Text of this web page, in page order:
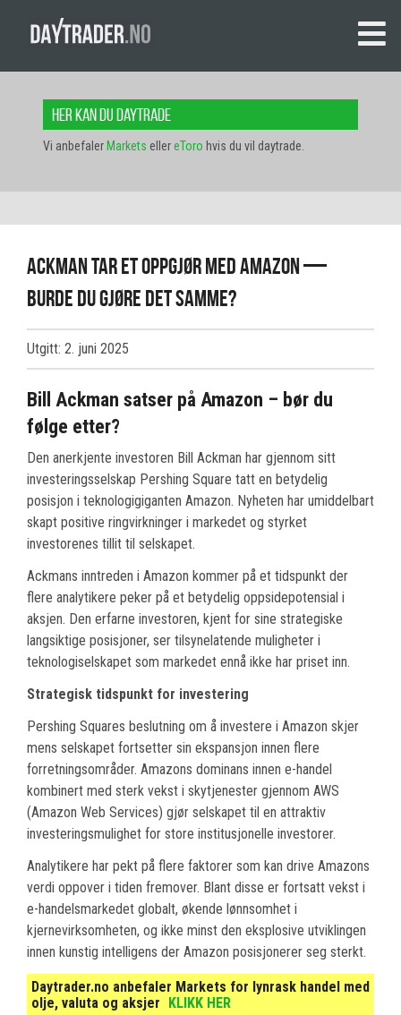
Her kan du daytrade
Vi anbefaler Markets ellereToro hvis du vil daytrade.
Ackman tar et oppgjør med Amazon —
Burde du gjøre det samme?
Utgitt: 2. juni 2025
Bill Ackman satser på Amazon – bør du
følge etter?
Den anerkjente investoren Bill Ackman har gjennom sitt
investeringsselskap Pershing Square tatt en betydelig
posisjon i teknologigiganten Amazon. Nyheten har umiddelbart
skapt positive ringvirkninger i markedet og styrket
investorenes tillit til selskapet.
Ackmans inntreden i Amazon kommer på et tidspunkt der
flere analytikere peker på et betydelig oppsidepotensial i
aksjen. Den erfarne investoren, kjent for sine strategiske
langsiktige posisjoner, ser tilsynelatende muligheter i
teknologiselskapet som markedet ennå ikke har priset inn.
Strategisk tidspunkt for investering
Pershing Squares beslutning om å investere i Amazon skjer
mens selskapet fortsetter sin ekspansjon innen flere
forretningsområder. Amazons dominans innen e-handel
kombinert med sterk vekst i skytjenester gjennom AWS
(Amazon Web Services) gjør selskapet til en attraktiv
investeringsmulighet for store institusjonelle investorer.
Analytikere har pekt på flere faktorer som kan drive Amazons
verdi oppover i tiden fremover. Blant disse er fortsatt vekst i
e-handelsmarkedet globalt, økende lønnsomhet i
kjernevirksomheten, og ikke minst den eksplosive utviklingen
innen kunstig intelligens der Amazon posisjonerer seg sterkt.
Daytrader.no anbefaler Markets for lynrask handel med
olje, valuta og aksjer KLIKK HER